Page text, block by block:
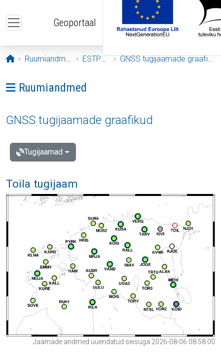
Geoportaal
Avaleht
Ruumiandmed ESTPOS GNSS tugijaamade graafikud
Ava menüü: Ruumiandmed
Ruumiandmed
GNSS tugijaamade graafikud
Tugijaamad
Toila tugijaam
Jaamade andmed uuendatud seisuga 2026-08-06 08:58:00